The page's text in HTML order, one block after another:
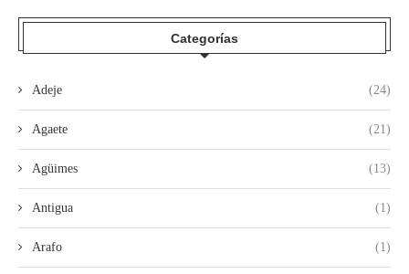
Categorías
Adeje (24)
Agaete (21)
Agüimes (13)
Antigua (1)
Arafo (1)